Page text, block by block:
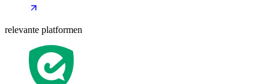
relevante platformen